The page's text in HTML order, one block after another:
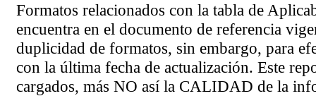
Formatos relacionados con la tabla de
encuentra en el documento de referencia
duplicidad de formatos, sin embargo, para
con la última fecha de actualización. Este
cargados, más NO así la CALIDAD de la